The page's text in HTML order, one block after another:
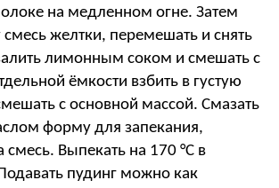
на медленном огне. Затем
смесь желтки, перемешать и снять
лимонным соком и смешать с
ёмкости взбить в густую
с основной массой. Смазать
форму для запекания,
смесь. Выпекать на 170 °C в
пудинг можно как